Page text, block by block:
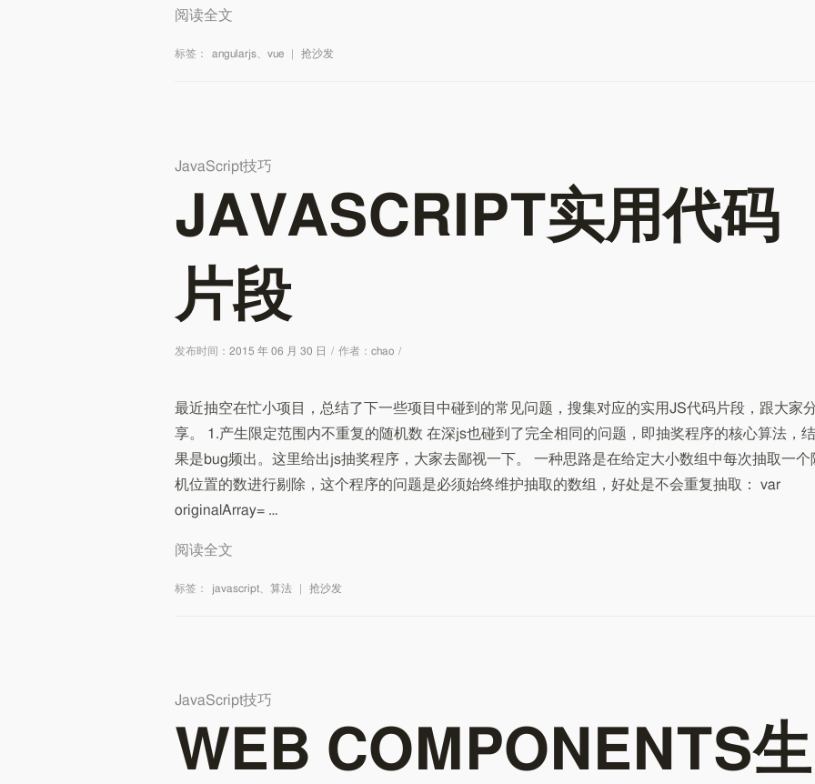
阅读全文
标签： angularjs vue 抢沙发
JavaScript技巧
JAVASCRIPT实用代码
片段
发布时间： 2015 年 06 月 30 日 / 作者： chao /
最近抽空在忙小项目，总结了下一些项目中碰到的常见问题，搜集对应的实用JS代码片段，跟大家
享。 1.产生限定范围内不重复的随机数 在深js也碰到了完全相同的问题，即抽奖程序的核心算法，结
果是bug频出。这里给出js抽奖程序，大家去鄙视一下。 一种思路是在给定大小数组中每次抽取一个
机位置的数进行剔除，这个程序的问题是必须始终维护抽取的数组，好处是不会重复抽取： var
originalArray= …
阅读全文
标签： javascript 算法 抢沙发
JavaScript技巧
WEB COMPONENTS生